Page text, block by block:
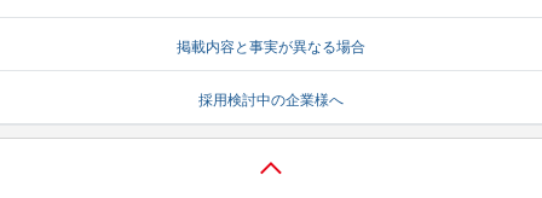
就活ノウハウが満載！ お役立ち記事・相談室など
掲載内容と事実が異なる場合
採用検討中の企業様へ